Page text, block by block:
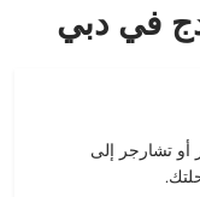
في دبي
أو تشارجر إلى